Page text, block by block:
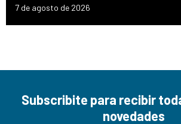
7 de agosto de 2026
Subscribite para recibir
novedades